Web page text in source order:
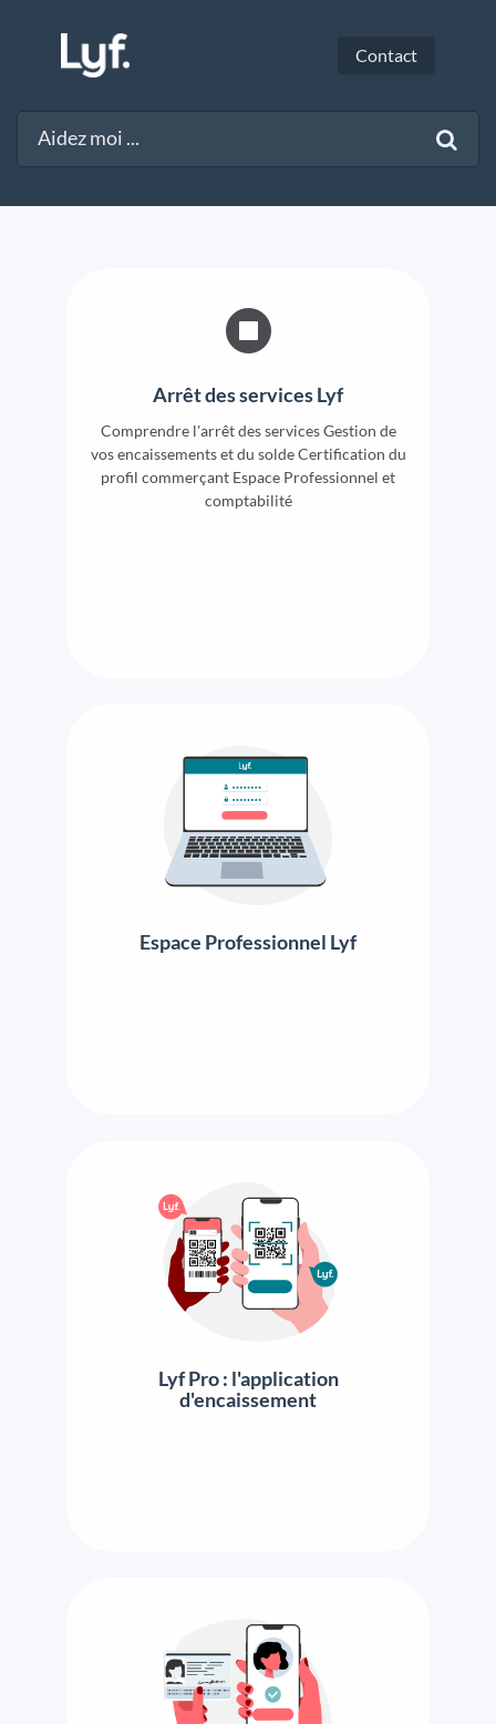
Contact
Arrêt des services Lyf
Comprendre l'arrêt des services Gestion de
vos encaissements et du solde Certification du
profil commerçant Espace Professionnel et
comptabilité
Espace Professionnel Lyf
Lyf Pro : l'application
d'encaissement